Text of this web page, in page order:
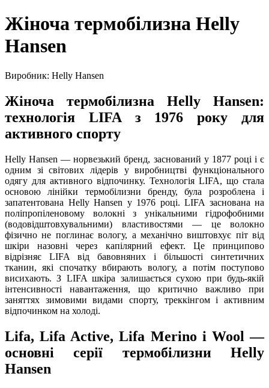
Жіноча термобілизна Helly
Hansen
Виробник: Helly Hansen
Жіноча термобілизна Helly Hansen:
технологія LIFA з 1976 року для
активного спорту
Helly Hansen — норвезький бренд, заснований у 1877 році і є
одним зі світових лідерів у виробництві функціонального
одягу для активного відпочинку. Технологія LIFA, що стала
основою лінійки термобілизни бренду, була розроблена і
запатентована Helly Hansen у 1976 році. LIFA заснована на
поліпропіленовому волокні з унікальними гідрофобними
(водовідштовхувальними) властивостями — це волокно
фізично не поглинає вологу, а механічно виштовхує піт від
шкіри назовні через капілярний ефект. Це принципово
відрізняє LIFA від бавовняних і більшості синтетичних
тканин, які спочатку вбирають вологу, а потім поступово
висихають. З LIFA шкіра залишається сухою при будь-якій
інтенсивності навантаження, що критично важливо при
заняттях зимовими видами спорту, треккінгом і активним
відпочинком на холоді.
Lifa, Lifa Active, Lifa Merino і Wool —
основні серії термобілизни Helly
Hansen